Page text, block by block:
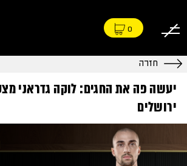
0
חזרה
יעשה פה את החגים: לוקה גדראני
ירושלים